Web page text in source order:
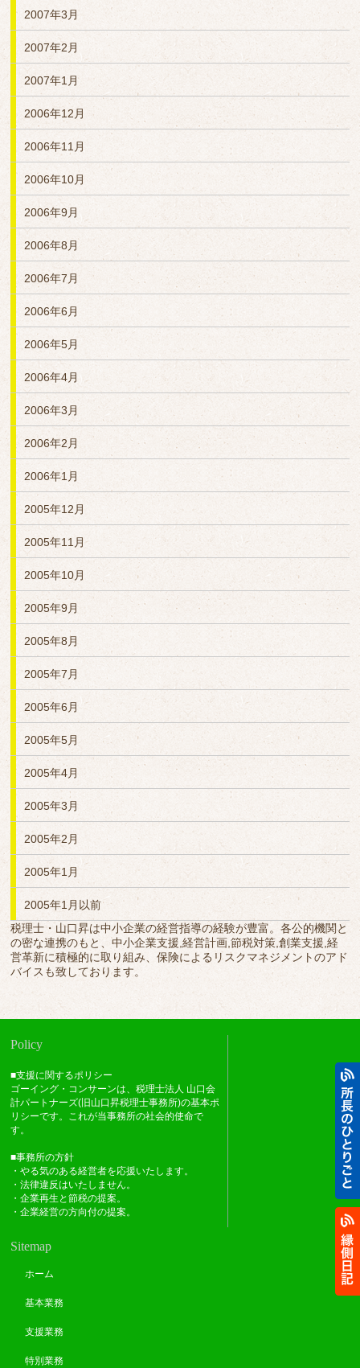
2007年3月
2007年2月
2007年1月
2006年12月
2006年11月
2006年10月
2006年9月
2006年8月
2006年7月
2006年6月
2006年5月
2006年4月
2006年3月
2006年2月
2006年1月
2005年12月
2005年11月
2005年10月
2005年9月
2005年8月
2005年7月
2005年6月
2005年5月
2005年4月
2005年3月
2005年2月
2005年1月
2005年1月以前
税理士・山口昇は中小企業の経営指導の経験が豊富。各公的機関と
の密な連携のもと、中小企業支援,経営計画,節税対策,創業支援,経
営革新に積極的に取り組み、保険によるリスクマネジメントのアド
バイスも致しております。
Policy
■支援に関するポリシー
ゴーイング・コンサーンは、税理士法人 山口会
計パートナーズ(旧山口昇税理士事務所)の基本ポ
リシーです。これが当事務所の社会的使命で
す。
■事務所の方針
・やる気のある経営者を応援いたします。
・法律違反はいたしません。
・企業再生と節税の提案。
・企業経営の方向付の提案。
Sitemap
ホーム
基本業務
支援業務
特別業務